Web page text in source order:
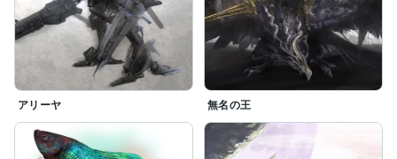
アリーヤ 無名の王